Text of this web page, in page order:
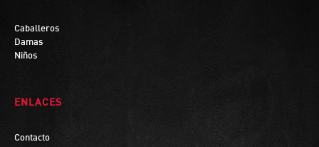
Caballeros
Damas
Niños
ENLACES
Contacto